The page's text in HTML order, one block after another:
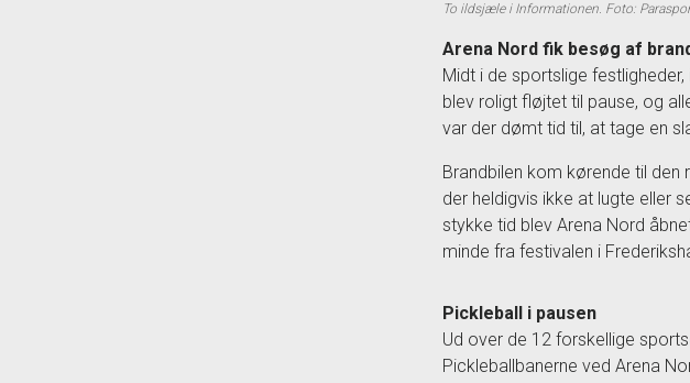
To ildsjæle i Informationen. Foto:
Arena Nord fik besøg af
Midt i de sportslige
blev roligt fløjtet til pause, og
var der dømt tid til, at tage en
Brandbilen kom kørende til
der heldigvis ikke at lugte eller
stykke tid blev Arena Nord
minde fra festivalen i
Pickleball i pausen
Ud over de 12 forskellige
Pickleballbanerne ved Arena